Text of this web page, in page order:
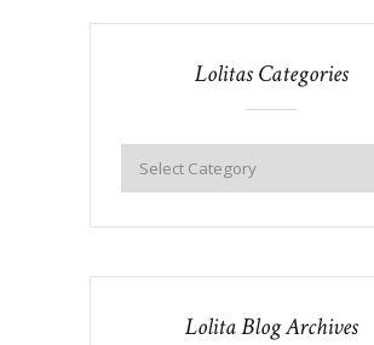
Lolitas Categories
Lolita Blog Archives